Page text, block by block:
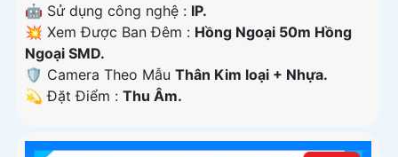
🤖️ Sử dụng công nghệ : IP.
💥 Xem Được Ban Đêm : Hồng Ngoại 50m Hồng
Ngoại SMD.
🛡 Camera Theo Mẫu Thân Kim loại + Nhựa.
️💫 Đặt Điểm : Thu Âm.